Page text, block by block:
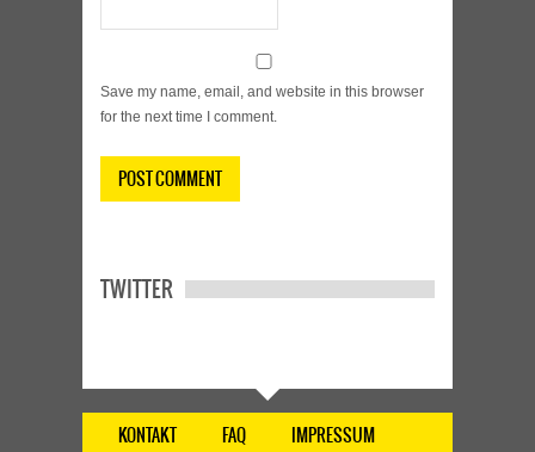
Save my name, email, and website in this browser
for the next time I comment.
TWITTER
KONTAKT FAQ IMPRESSUM